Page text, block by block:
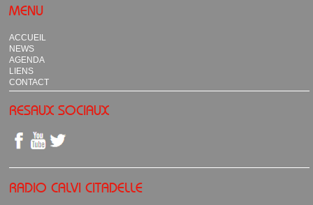
MENU
ACCUEIL
NEWS
AGENDA
LIENS
CONTACT
RESAUX SOCIAUX
RADIO CALVI CITADELLE